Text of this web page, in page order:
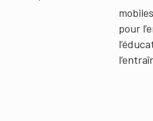
pour